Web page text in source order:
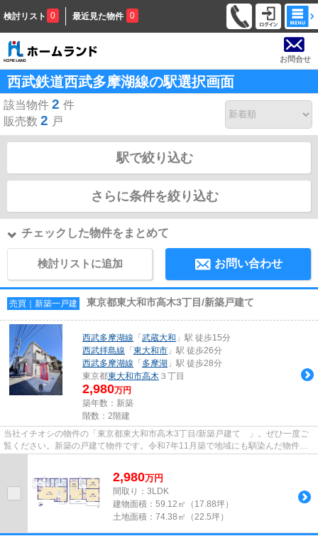
検討リスト 0 最近見た物件 0
お問合せ
西武鉄道西武多摩湖線の駅選択画面
該当物件 2 件
販売数 2 戸
駅で絞り込む
さらに条件を絞り込む
チェックした物件をまとめて
検討リストに追加 お問い合わせ
売買｜新築一戸建 東京都東大和市高木3丁目/新築戸建て
西武多摩湖線 「 武蔵大和 」駅 徒歩15分
西武拝島線 「 東大和市 」駅 徒歩26分
西武多摩湖線 「 多摩湖 」駅 徒歩28分
東京都東大和市高木 ３丁目
2,980万円
築年数：新築
階数：2階建
当社イチオシの物件の「東京都東大和市高木3丁目/新築戸建て 」。ぜひ一度ご
覧ください。新築の戸建て物件です。令和7年11月築で地域にも馴染んだ物件で
2,980万円
間取り：3LDK
建物面積： 59.12㎡（17.88坪）
土地面積： 74.38㎡（22.5坪）